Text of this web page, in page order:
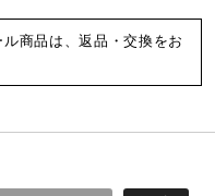
商品は、返品・交換をお